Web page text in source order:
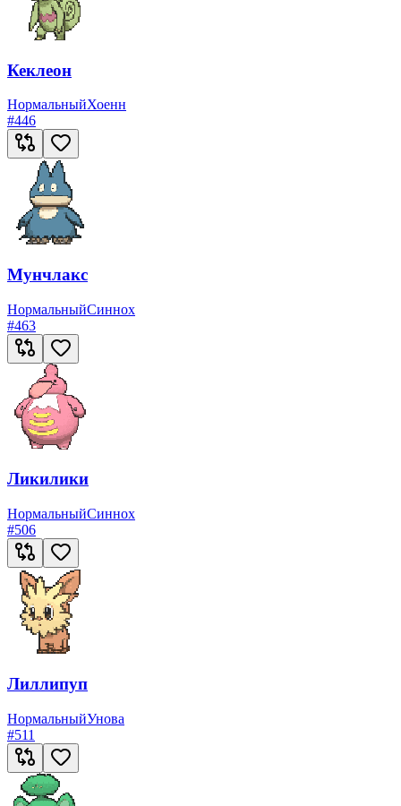
Кеклеон
НормальныйХоенн
#446
Мунчлакс
НормальныйСиннох
#463
Ликилики
НормальныйСиннох
#506
Лиллипуп
НормальныйУнова
#511